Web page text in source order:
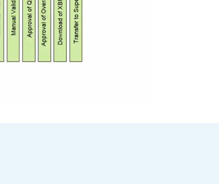
Research STORM Auszeichnung 2026